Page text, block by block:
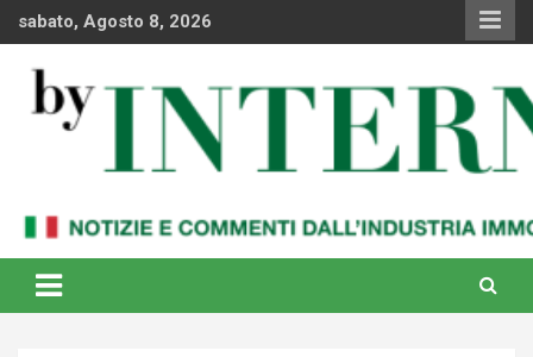
sabato, Agosto 8, 2026
By Internews
internazionale